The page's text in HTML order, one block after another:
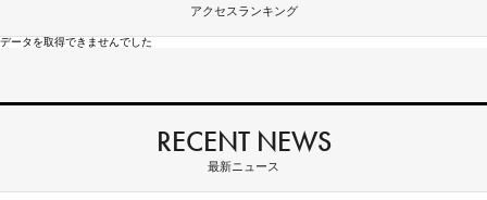
アクセスランキング
データを取得できませんでした
RECENT NEWS
最新ニュース